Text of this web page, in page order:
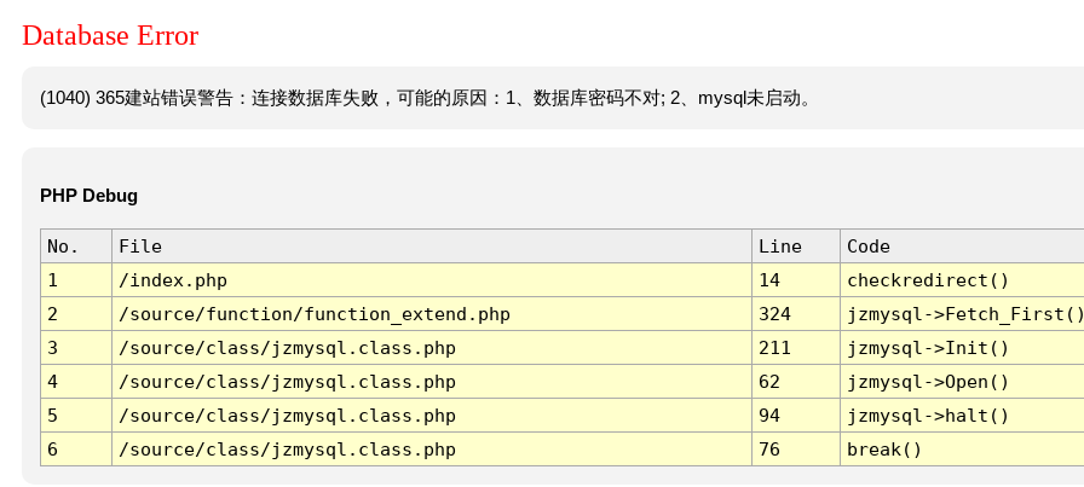
Database Error
(1040) 365建站错误警告：连接数据库失败，可能的原因：1、数据库密码不对; 2、mysql未启动。
PHP Debug
No. File Line
Code
1
/index.php 14
checkredirect()
2
/source/function/function_extend.php 324
jzmysql-
3
/source/class/jzmysql.class.php 211
jzmysql->Init()
4
/source/class/jzmysql.class.php 62
jzmysql->Open()
5
/source/class/jzmysql.class.php 94
jzmysql->halt()
6
/source/class/jzmysql.class.php 76 break()